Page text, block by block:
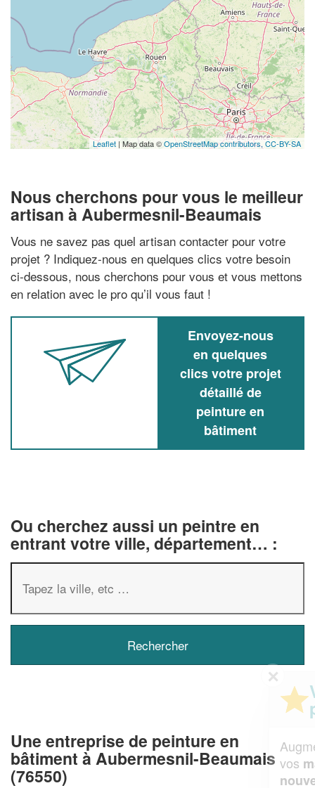
Leaflet | Map data ©OpenStreetMap contributors,CC-BY-SA
Nous cherchons pour vous le meilleur
artisan à Aubermesnil-Beaumais
Vous ne savez pas quel artisan contacter pour votre
projet ? Indiquez-nous en quelques clics votre besoin
ci-dessous, nous cherchons pour vous et vous mettons
en relation avec le pro qu’il vous faut !
Envoyez-nous
en quelques
clics votre projet
détaillé de
peinture en
bâtiment
Ou cherchez aussi un peintre en
entrant votre ville, département… :
Une entreprise de peinture en
bâtiment à Aubermesnil-Beaumais
(76550)
Augmentez votrechiffre d'affaireset
vosmargestout en gagnant de